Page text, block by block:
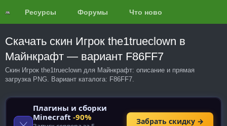
Ресурсы Форумы Что нового?
Скачать скин Игрок the1trueclown в
Майнкрафт — вариант F86FF7
Скин Игрок the1trueclown для Майнкрафт: описание и прямая
загрузка PNG. Вариант каталога: F86FF7.